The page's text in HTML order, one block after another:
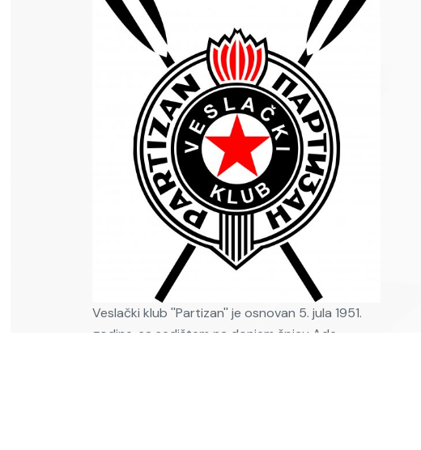
Veslački klub ''Partizan'' je osnovan 5. jula 1951.
godine, sa sedištem na donjem špicu Ade